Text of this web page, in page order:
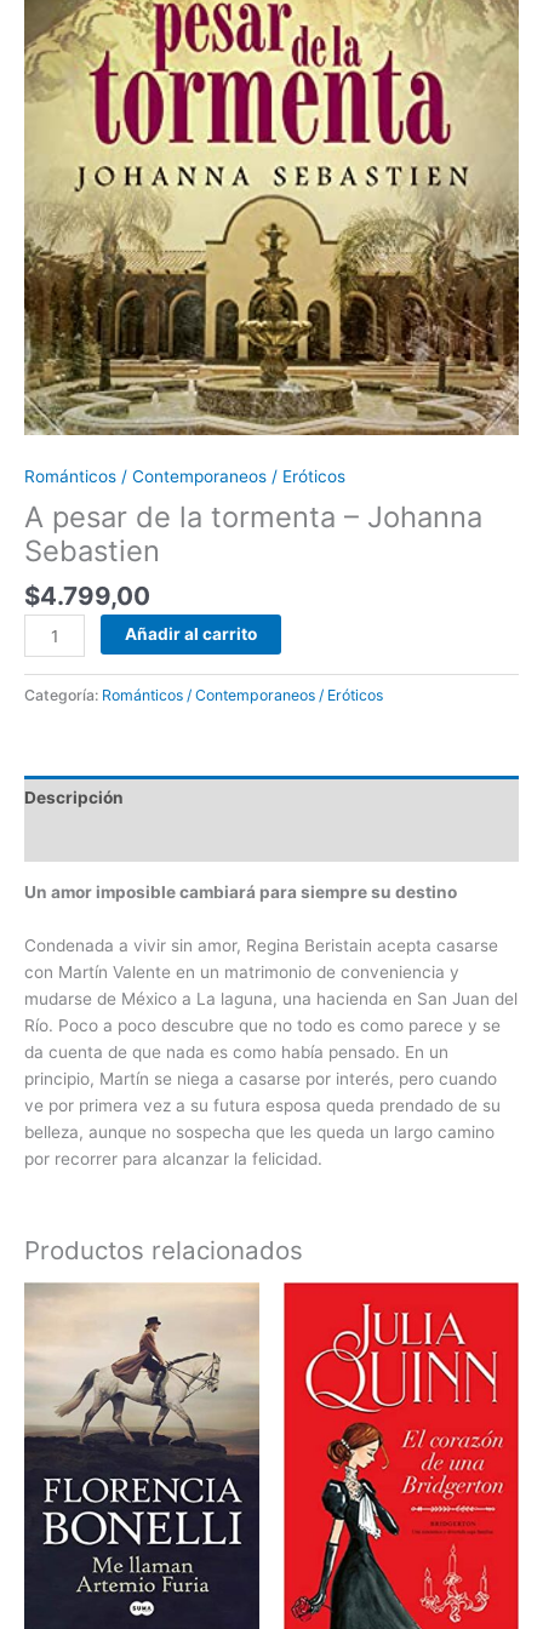
Románticos / Contemporaneos / Eróticos
A pesar de la tormenta – Johanna
Sebastien
$4.799,00
Añadir al carrito
Categoría: Románticos / Contemporaneos / Eróticos
Descripción
Un amor imposible cambiará para siempre su destino
Condenada a vivir sin amor, Regina Beristain acepta casarse
con Martín Valente en un matrimonio de conveniencia y
mudarse de México a La laguna, una hacienda en San Juan del
Río. Poco a poco descubre que no todo es como parece y se
da cuenta de que nada es como había pensado. En un
principio, Martín se niega a casarse por interés, pero cuando
ve por primera vez a su futura esposa queda prendado de su
belleza, aunque no sospecha que les queda un largo camino
por recorrer para alcanzar la felicidad.
Productos relacionados